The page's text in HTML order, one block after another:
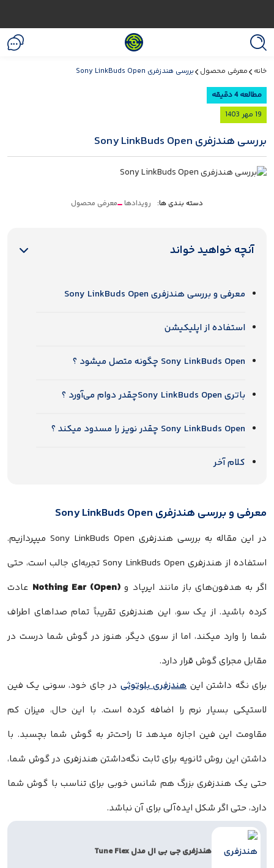
خانه معرفی محصول بررسی هندزفری Sony LinkBuds Open
مطالعه 4 دقیقه
19 مهر 1403
بررسی هندزفری Sony LinkBuds Open
دسته بندی ها: رویدادها معرفی محصول
آنچه خواهید خواند
معرفی و بررسی هندزفری Sony LinkBuds Open
استفاده از اپلیکیشن
Sony LinkBuds Open چگونه متصل میشود ؟
باتری Sony LinkBuds Openچقدر دوام می‌آورد ؟
Sony LinkBuds Open چقدر نویز را مسدود میکند ؟
کلام آخر
معرفی و بررسی هندزفری Sony LinkBuds Open
در این مقاله به بررسی هندزفری Sony LinkBuds Open میپردازیم.
استفاده از هندزفری Sony LinkBuds Open تجربه‌ای جالب است، حتی
اگر به هدفون‌های باز مانند ایرپاد و Nothing Ear (Open) عادت
کرده باشید. از یک سو، این هندزفری تقریباً تمام صداهای اطراف
شما را وارد میکند، اما از سوی دیگر، هنوز در گوش شما درست در
مقابل مجرای گوش قرار دارد.
برای نگه داشتن اینهندزفری بلوتوثی در جای خود، سونی یک فین
لاستیکی بسیار نرم را اضافه کرده است. با این حال، میزان کم
مقاومت این فین اجازه میدهد تا راحت‌تر به گوش شما بچسبد. با
داشتن این روش ثانویه برای ثابت نگه‌داشتن هندزفری در گوش شما،
حتی یک هندزفری بزرگ هم شانس خوبی برای تناسب با گوش شما
دارد، حتی اگر شکل ایده‌آلی برای آن نباشد.
هندزفری جی بی ال مدل Tune Flex